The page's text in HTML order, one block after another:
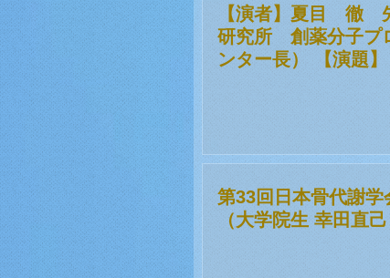
【演者】夏目 徹
研究所 創薬分子プ
ンター長） 【演題
第33回日本骨代謝
（大学院生 幸田直己